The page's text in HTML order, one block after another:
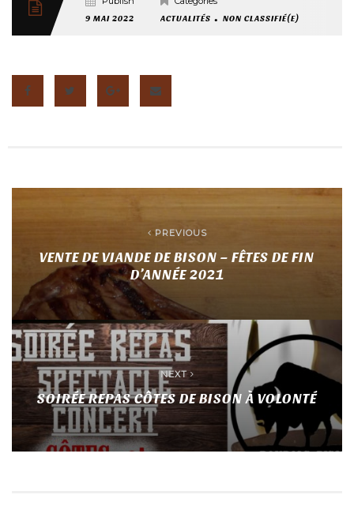
9 MAI 2022 ACTUALITÉS . NON CLASSIFIÉ(E)
PREVIOUS
VENTE DE VIANDE DE BISON – FÊTES DE FIN
D’ANNÉE 2021
NEXT
SOIRÉE REPAS CÔTES DE BISON À VOLONTÉ